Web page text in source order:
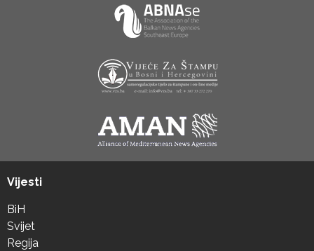
Vijesti
BiH
Svijet
Regija